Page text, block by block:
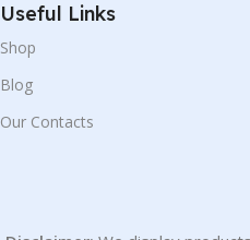
Useful Links
Shop
Blog
Our Contacts